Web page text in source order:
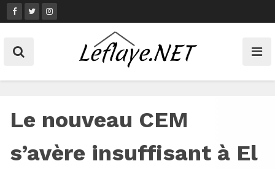
Skip
to
Le nouveau CEM
s’avère insuffisant à El